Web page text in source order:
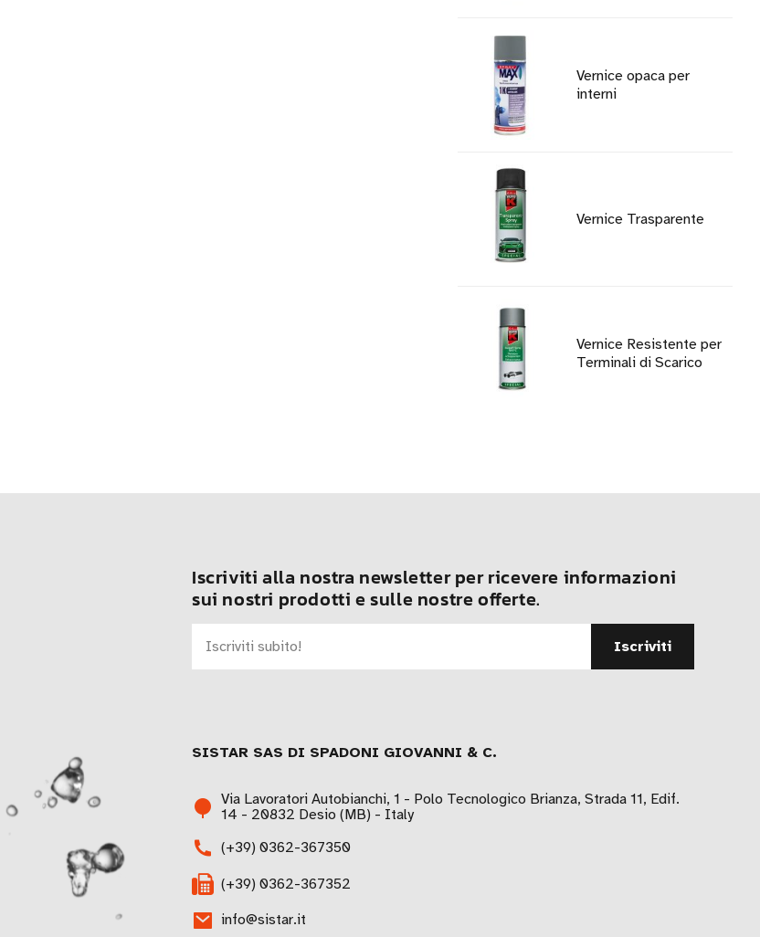
Vernice opaca per
interni
Vernice Trasparente
Vernice Resistente per
Terminali di Scarico
Iscriviti alla nostra newsletter per ricevere informazioni
sui nostri prodotti e sulle nostre offerte.
SISTAR SAS DI SPADONI GIOVANNI & C.
Via Lavoratori Autobianchi, 1 - Polo Tecnologico Brianza, Strada 11, Edif.
14 - 20832 Desio (MB) - Italy
(+39) 0362-367350
(+39) 0362-367352
info@sistar.it